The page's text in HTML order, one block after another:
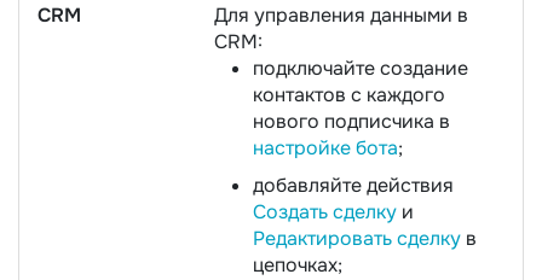
CRM
Для управления данными в
CRM:
подключайте создание
контактов с каждого
нового подписчика в
настройке бота;
добавляйте действия
Создать сделку и
Редактировать сделку в
цепочках;